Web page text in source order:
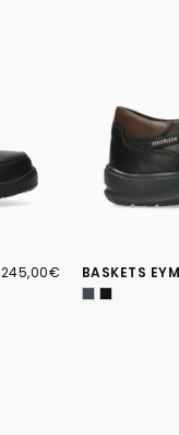
PRIX
245,00€ BASKETS